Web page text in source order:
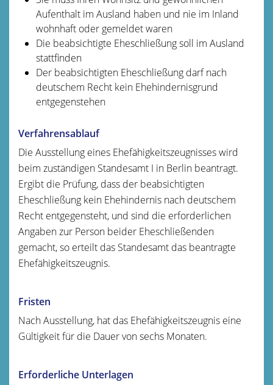
Aufenthalt im Ausland haben und nie im Inland
wohnhaft oder gemeldet waren
Die beabsichtigte Eheschließung soll im Ausland
stattfinden
Der beabsichtigten Eheschließung darf nach
deutschem Recht kein Ehehindernisgrund
entgegenstehen
Verfahrensablauf
Die Ausstellung eines Ehefähigkeitszeugnisses wird
beim zuständigen Standesamt I in Berlin beantragt.
Ergibt die Prüfung, dass der beabsichtigten
Eheschließung kein Ehehindernis nach deutschem
Recht entgegensteht, und sind die erforderlichen
Angaben zur Person beider Eheschließenden
gemacht, so erteilt das Standesamt das beantragte
Ehefähigkeitszeugnis.
Fristen
Nach Ausstellung, hat das Ehefähigkeitszeugnis eine
Gültigkeit für die Dauer von sechs Monaten.
Erforderliche Unterlagen